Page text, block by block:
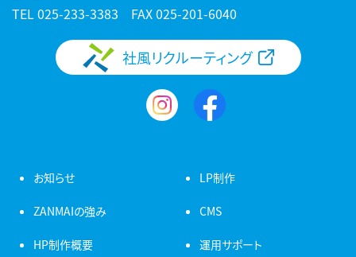
TEL025-233-3383 FAX 025-201-6040
社風リクルーティング
お知らせ
ZANMAIの強み
HP制作概要
LP制作
CMS
運用サポート